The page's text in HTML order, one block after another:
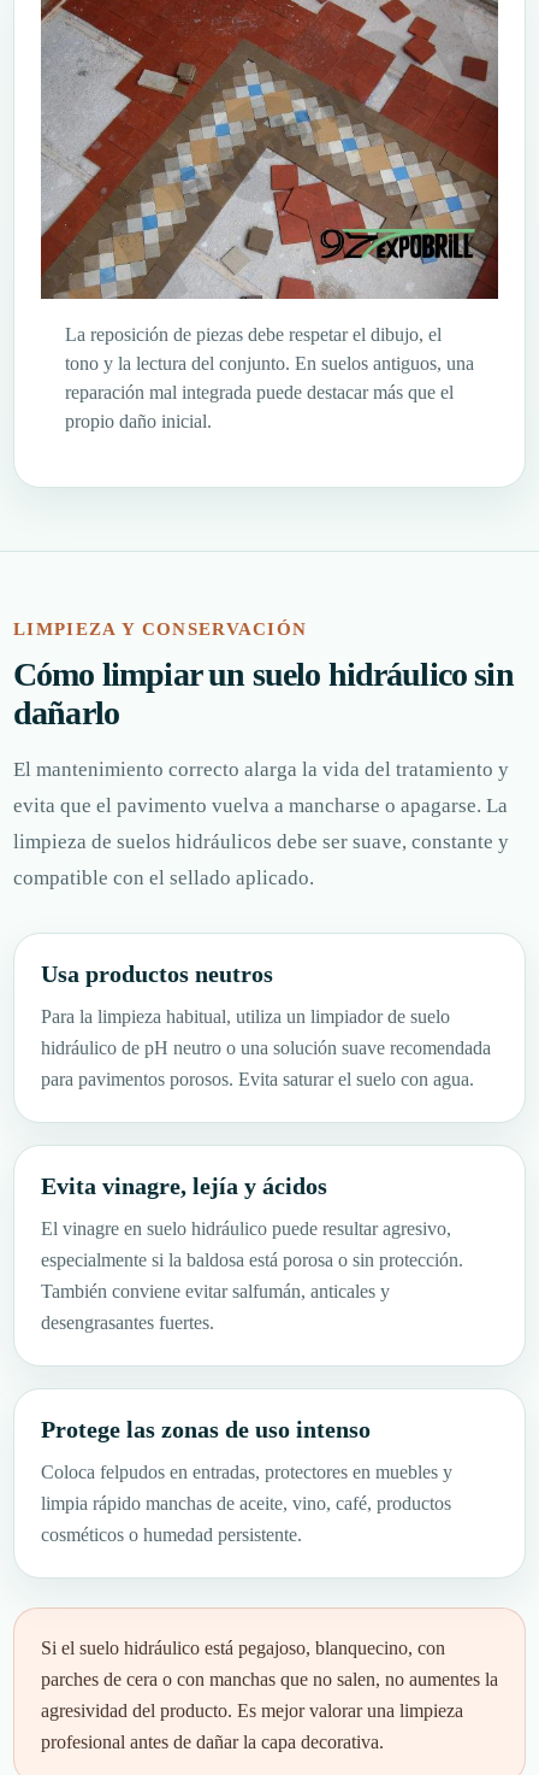
La reposición de piezas debe respetar el dibujo, el
tono y la lectura del conjunto. En suelos antiguos, una
reparación mal integrada puede destacar más que el
propio daño inicial.
LIMPIEZA Y CONSERVACIÓN
Cómo limpiar un suelo hidráulico sin
dañarlo
El mantenimiento correcto alarga la vida del tratamiento y
evita que el pavimento vuelva a mancharse o apagarse. La
limpieza de suelos hidráulicos debe ser suave, constante y
compatible con el sellado aplicado.
Usa productos neutros
Para la limpieza habitual, utiliza un limpiador de suelo
hidráulico de pH neutro o una solución suave recomendada
para pavimentos porosos. Evita saturar el suelo con agua.
Evita vinagre, lejía y ácidos
El vinagre en suelo hidráulico puede resultar agresivo,
especialmente si la baldosa está porosa o sin protección.
También conviene evitar salfumán, anticales y
desengrasantes fuertes.
Protege las zonas de uso intenso
Coloca felpudos en entradas, protectores en muebles y
limpia rápido manchas de aceite, vino, café, productos
cosméticos o humedad persistente.
Si el suelo hidráulico está pegajoso, blanquecino, con
parches de cera o con manchas que no salen, no aumentes la
agresividad del producto. Es mejor valorar una limpieza
profesional antes de dañar la capa decorativa.